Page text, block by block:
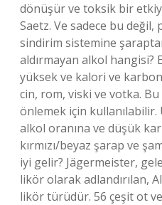
dönüşür ve toksik bir
Saetz. Ve sadece bu
sindirim sistemine
aldırmayan alkol hangisi?
yüksek ve kalori ve
cin, rom, viski ve votka.
önlemek için
alkol oranına ve düşük
kırmızı/beyaz şarap ve
iyi gelir? Jägermeister,
likör olarak adlandırılan,
likör türüdür. 56 çeşit ot